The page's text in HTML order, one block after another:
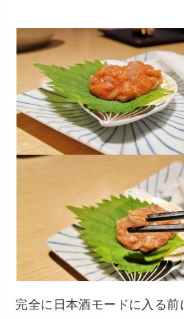
完全に日本酒モードに入る前